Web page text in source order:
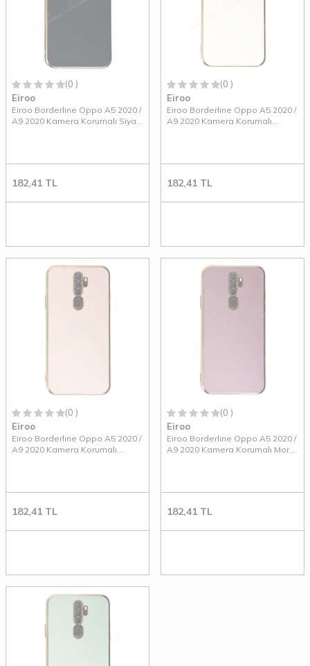
(0 )
Eiroo
Eiroo Borderline Oppo A5 2020 /
A9 2020 Kamera Korumalı Siyah
182,41 TL
(0 )
Eiroo
Eiroo Borderline Oppo A5 2020 /
A9 2020 Kamera Korumalı
182,41 TL
(0 )
Eiroo
Eiroo Borderline Oppo A5 2020 /
A9 2020 Kamera Korumalı
182,41 TL
(0 )
Eiroo
Eiroo Borderline Oppo A5 2020 /
A9 2020 Kamera Korumalı Mor
182,41 TL